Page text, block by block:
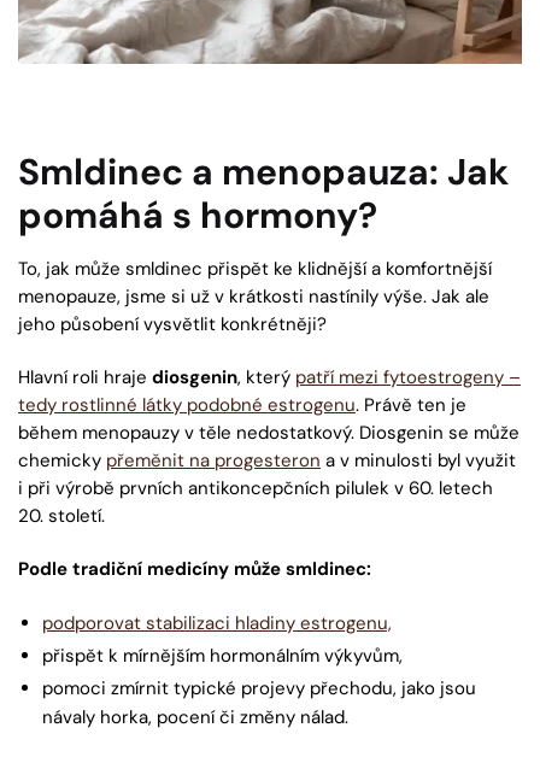
Smldinec a menopauza: Jak
pomáhá s hormony?
To, jak může smldinec přispět ke klidnější a komfortnější
menopauze, jsme si už v krátkosti nastínily výše. Jak ale
jeho působení vysvětlit konkrétněji?
Hlavní roli hraje diosgenin, který patří mezi fytoestrogeny –
tedy rostlinné látky podobné estrogenu. Právě ten je
během menopauzy v těle nedostatkový. Diosgenin se může
chemicky přeměnit na progesteron a v minulosti byl využit
i při výrobě prvních antikoncepčních pilulek v 60. letech
20. století.
Podle tradiční medicíny může smldinec:
podporovat stabilizaci hladiny estrogenu,
přispět k mírnějším hormonálním výkyvům,
pomoci zmírnit typické projevy přechodu, jako jsou
návaly horka, pocení či změny nálad.